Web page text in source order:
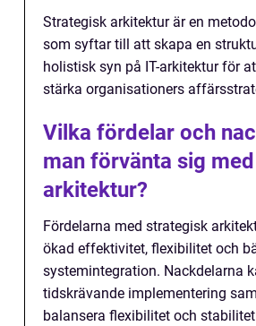
Strategisk arkitektur är en
som syftar till att skapa en
holistisk syn på IT-arkitektur för
stärka organisationers
Vilka fördelar och
man förvänta sig
arkitektur?
Fördelarna med strategisk
ökad effektivitet, flexibilitet och
systemintegration. Nackdelarna
tidskrävande implementering
balansera flexibilitet och